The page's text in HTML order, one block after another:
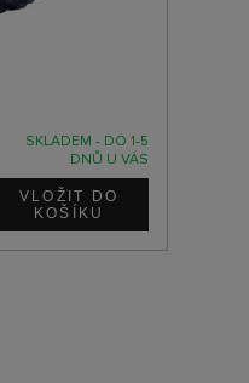
SKLADEM - DO 1-5
DNŮ U VÁS